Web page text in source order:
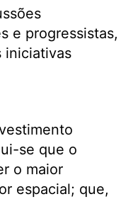
e progressistas,
iniciativas
se que o
o maior
espacial; que,